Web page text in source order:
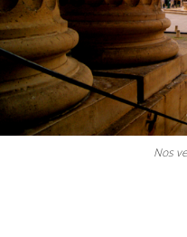
Nos